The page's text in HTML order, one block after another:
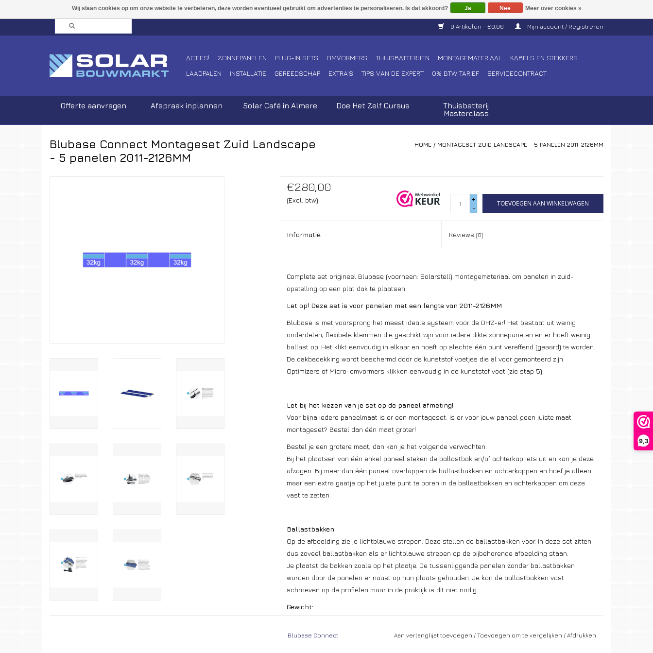
9,3
0 Artikelen - €0,00 Mijn account / Registreren
ACTIES! ZONNEPANELEN PLUG-IN SETS OMVORMERS THUISBATTERIJEN MONTAGEMATERIAAL
KABELS EN STEKKERS
LAADPALEN
INSTALLATIE GEREEDSCHAP EXTRA'S TIPS VAN DE EXPERT 0% BTW TARIEF SERVICECONTRACT
Offerte aanvragen Afspraak inplannen Solar Café in Almere Doe Het Zelf Cursus
Thuisbatterij
Masterclass
Blubase Connect Montageset Zuid Landscape
- 5 panelen 2011-2126MM
HOME / MONTAGESET ZUID LANDSCAPE - 5 PANELEN 2011-2126MM
€280,00
(Excl. btw)
+
-
TOEVOEGEN AAN WINKELWAGEN
Informatie Reviews(0)
Complete set origineel Blubase (voorheen: Solarstell) montagemateriaal om panelen in zuid-
opstelling op een plat dak te plaatsen.
Let op! Deze set is voor panelen met een lengte van 2011-2126MM
Blubase is met voorsprong het meest ideale systeem voor de DHZ-er! Het bestaat uit weinig
onderdelen, flexibele klemmen die geschikt zijn voor iedere dikte zonnepanelen en er hoeft weinig
ballast op. Het klikt eenvoudig in elkaar en hoeft op slechts één punt vereffend (geaard) te worden.
De dakbedekking wordt beschermd door de kunststof voetjes die al voor gemonteerd zijn.
Optimizers of Micro-omvormers klikken eenvoudig in de kunststof voet (zie stap 5).
Let bij het kiezen van je set op de paneel afmeting!
Voor bijna iedere paneelmaat is er een montageset. Is er voor jouw paneel geen juiste maat
montageset? Bestel dan één maat groter!
Bestel je een grotere maat, dan kan je het volgende verwachten:
Bij het plaatsen van één enkel paneel steken de ballastbak en/of achterkap iets uit en kan je deze
afzagen. Bij meer dan één paneel overlappen de ballastbakken en achterkappen en hoef je alleen
maar een extra gaatje op het juiste punt te boren in de ballastbakken en achterkappen om deze
vast te zetten.
Ballastbakken:
Op de afbeelding zie je lichtblauwe strepen. Deze stellen de ballastbakken voor. In deze set zitten
dus zoveel ballastbakken als er lichtblauwe strepen op de bijbehorende afbeelding staan.
Je plaatst de bakken zoals op het plaatje. De tussenliggende panelen zonder ballastbakken
worden door de panelen er naast op hun plaats gehouden. Je kan de ballastbakken vast
schroeven op de profielen maar in de praktijk is dit niet nodig.
Gewicht:
Blubase Connect Aan verlanglijst toevoegen / Toevoegen om te vergelijken / Afdrukken
Ja Nee Meer over cookies »